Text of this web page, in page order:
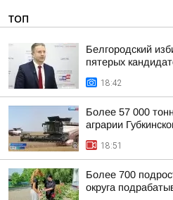
ТОП
Белгородский
пятерых
18:42
Более 57 000
аграрии
18:51
Более 700
округа